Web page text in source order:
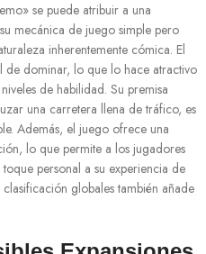
se puede atribuir a una
mecánica de juego simple pero
inherentemente cómica. El
dominar, lo que lo hace atractivo
de habilidad. Su premisa
una carretera llena de tráfico, es
Además, el juego ofrece una
lo que permite a los jugadores
personal a su experiencia de
globales también añade